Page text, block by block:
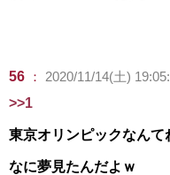
56 ：
2020/11/14(土)
>>1
東京オリンピックなんて
なに夢見たんだよｗ